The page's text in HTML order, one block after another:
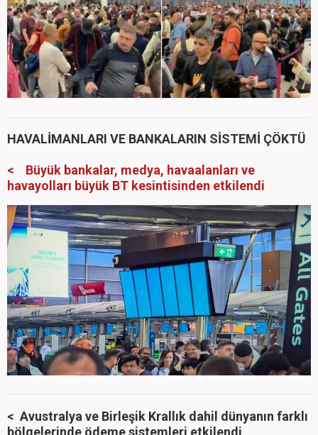
HAVALİMANLARI VE BANKALARIN SİSTEMİ ÇÖKTÜ
< Büyük bankalar, medya, havaalanları ve
havayolları büyük BT kesintisinden etkilendi
< Avustralya ve Birleşik Krallık dahil dünyanın farklı
bölgelerinde ödeme sistemleri etkilendi